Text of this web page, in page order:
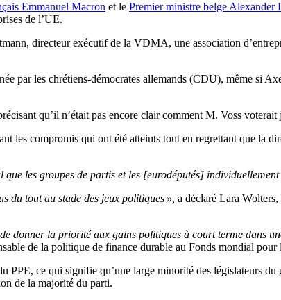
Emmanuel Macron et le Premier ministre belge Alexander
de l’UE.
directeur exécutif de la VDMA, une association
par les chrétiens-démocrates allemands (CDU), même si
qu’il n’était pas encore clair comment M. Voss voterait
les compromis qui ont été atteints tout en regrettant que la
que les groupes de partis et les [eurodéputés] individuellement
du tout au stade des jeux politiques », a déclaré Lara
donner la priorité aux gains politiques à court terme dans
de la politique de finance durable au Fonds mondial
PPE, ce qui signifie qu’une large minorité des législateurs
de la majorité du parti.